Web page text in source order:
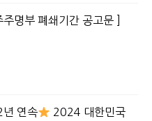
주명부 폐쇄기간 공고문 ]
년 연속
2024 대한민국